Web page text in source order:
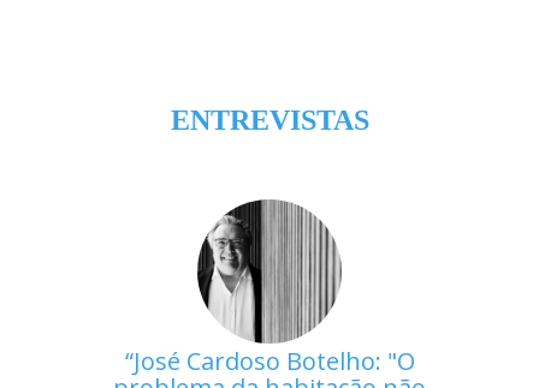
ENTREVISTAS
José Cardoso Botelho: "O